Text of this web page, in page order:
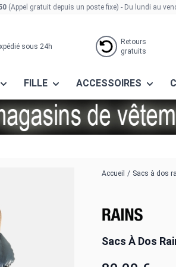
(Appel gratuit depuis un poste fixe) - Du lundi au
sous 24h
Retours
gratuits
FILLE ACCESSOIRES
Accueil / Sacs à dos
Sacs À Dos